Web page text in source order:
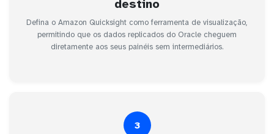
destino
Defina o Amazon Quicksight como ferramenta de visualização,
permitindo que os dados replicados do Oracle cheguem
diretamente aos seus painéis sem intermediários.
3